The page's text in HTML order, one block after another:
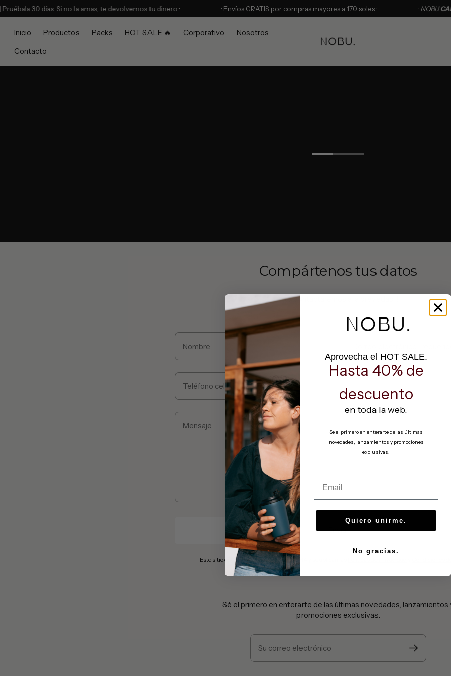
30 días. Si no la amas, te devolvemos tu dinero · · Envíos GRATIS por compras mayores a 170 soles · NOBUCARE™ |
Inicio Productos Packs HOT SALE 🔥 Corporativo
Nosotros
Contacto
Contáctanos
Compártenos tus datos
Y te contactaremos a la brevedad!!
Nombre
Teléfono celular
Mensaje
Enviar
Este sitio está protegido por reCAPTCHA y se aplican las
Sé el primero en enterarte de las últimas novedades, lanzamientos
promociones exclusivas.
Su correo electrónico
Aprovecha el HOT SALE.
Hasta 40% de
descuento
en toda la web.
Se el primero en enterarte de las últimas
novedades, lanzamientos y promociones
exclusivas.
Quiero unirme.
No gracias.